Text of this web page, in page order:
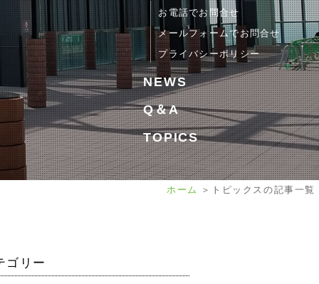
お電話でお問合せ
メールフォームでお問合せ
プライバシーポリシー
NEWS
Q＆A
TOPICS
ホーム トピックスの記事一覧
ゴリー